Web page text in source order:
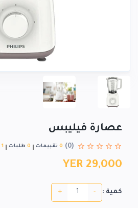
عصارة فيليبس
(0)
0 تقييمات 0 طلبات 1
YER 29,000
كمية : -
+